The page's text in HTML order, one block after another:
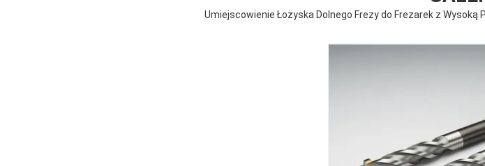
Umiejscowienie Łożyska Dolnego Frezy do Frezarek z Wysoką